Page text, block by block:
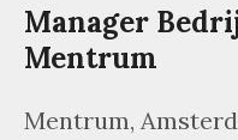
Manager
Mentrum
Mentrum,